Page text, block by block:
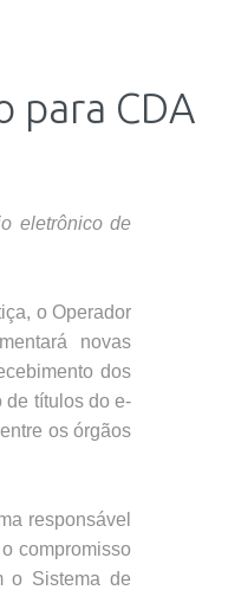
para CDA
eletrônico de
o Operador
novas
dos
de títulos do e-
os órgãos
responsável
compromisso
o Sistema de